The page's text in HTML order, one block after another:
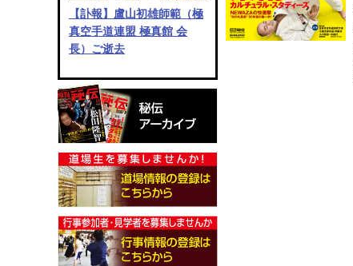
【訃報】盧山初雄師範（極
真空手道連盟 極真館 会
長）ご逝去